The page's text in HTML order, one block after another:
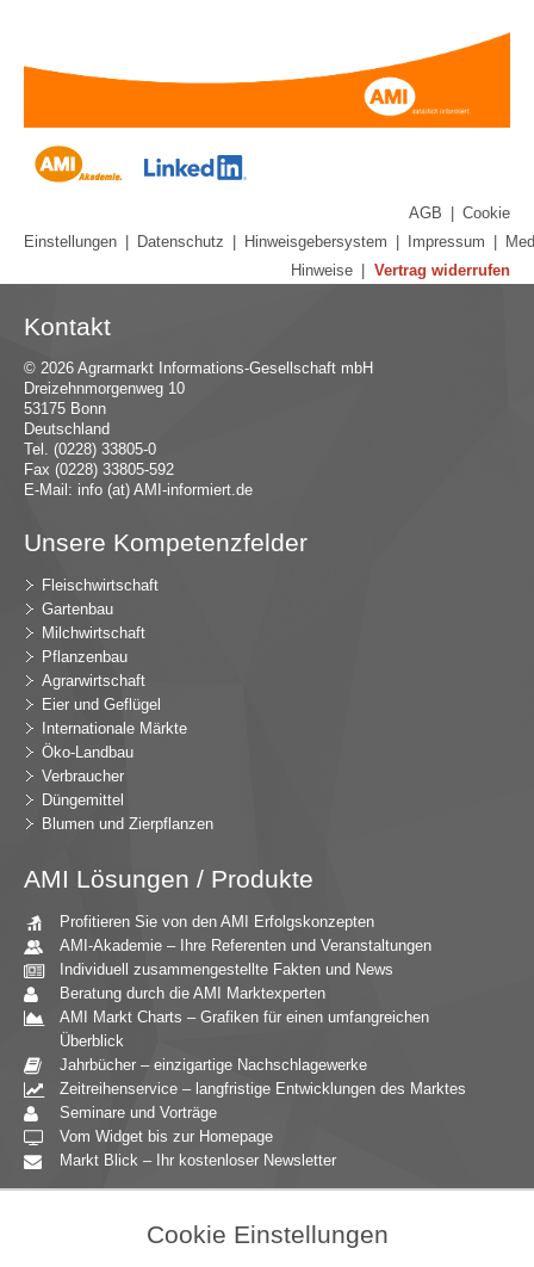
AGB
Cookie
Einstellungen
Datenschutz Hinweisgebersystem Impressum
Hinweise
Vertrag widerrufen
Kontakt
© 2026 Agrarmarkt Informations-Gesellschaft mbH
Dreizehnmorgenweg 10
53175 Bonn
Deutschland
Tel. (0228) 33805-0
Fax (0228) 33805-592
E-Mail: info (at) AMI-informiert.de
Unsere Kompetenzfelder
Fleischwirtschaft
Gartenbau
Milchwirtschaft
Pflanzenbau
Agrarwirtschaft
Eier und Geflügel
Internationale Märkte
Öko-Landbau
Verbraucher
Düngemittel
Blumen und Zierpflanzen
AMI Lösungen / Produkte
Profitieren Sie von den AMI Erfolgskonzepten
AMI-Akademie – Ihre Referenten und Veranstaltungen
Individuell zusammengestellte Fakten und News
Beratung durch die AMI Marktexperten
AMI Markt Charts – Grafiken für einen umfangreichen
Überblick
Jahrbücher – einzigartige Nachschlagewerke
Zeitreihenservice – langfristige Entwicklungen des Marktes
Seminare und Vorträge
Vom Widget bis zur Homepage
Markt Blick – Ihr kostenloser Newsletter
Cookie Einstellungen